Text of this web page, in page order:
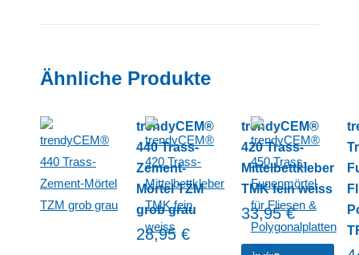
Ähnliche Produkte
trendyCEM®
440 Trass-
Zement-
Mörtel TZM
grob grau
28,95 €
trendyCEM®
420 Trass-
Mittelbettkleber
TMK fein weiss
33,95€